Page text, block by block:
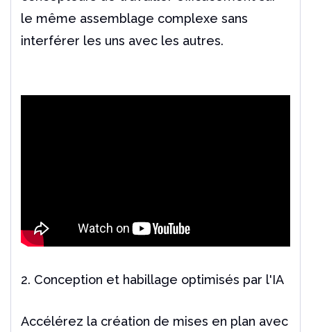
le même assemblage complexe sans
interférer les uns avec les autres.
2. Conception et habillage optimisés par l'IA
Accélérez la création de mises en plan avec